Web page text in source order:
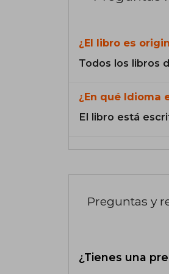
¿El libro es
Todos los libros
¿En qué Idioma
El libro está
Preguntas y
¿Tienes una